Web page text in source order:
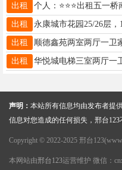
出租
出租
出租
出租
声明： 本站所有信息均由发布者提
信息对您造成的任何损失，邢台123
Copyright © 2022-2025 邢台
本网站由邢台123运营维护 微信：